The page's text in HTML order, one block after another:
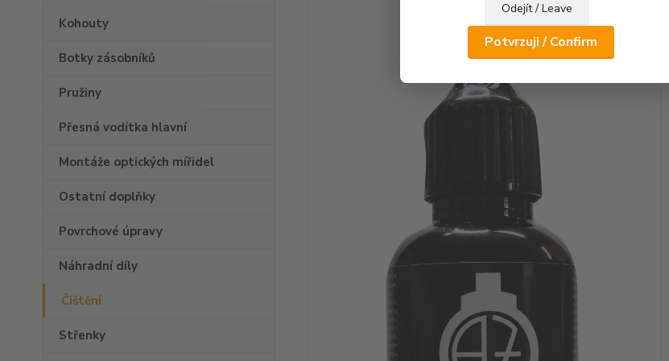
Odejít / Leave
Potvrzuji / Confirm
Kohouty
Botky zásobníků
Pružiny
Přesná vodítka hlavní
Montáže optických mířidel
Ostatní doplňky
Povrchové úpravy
Náhradní díly
Čištění
Střenky